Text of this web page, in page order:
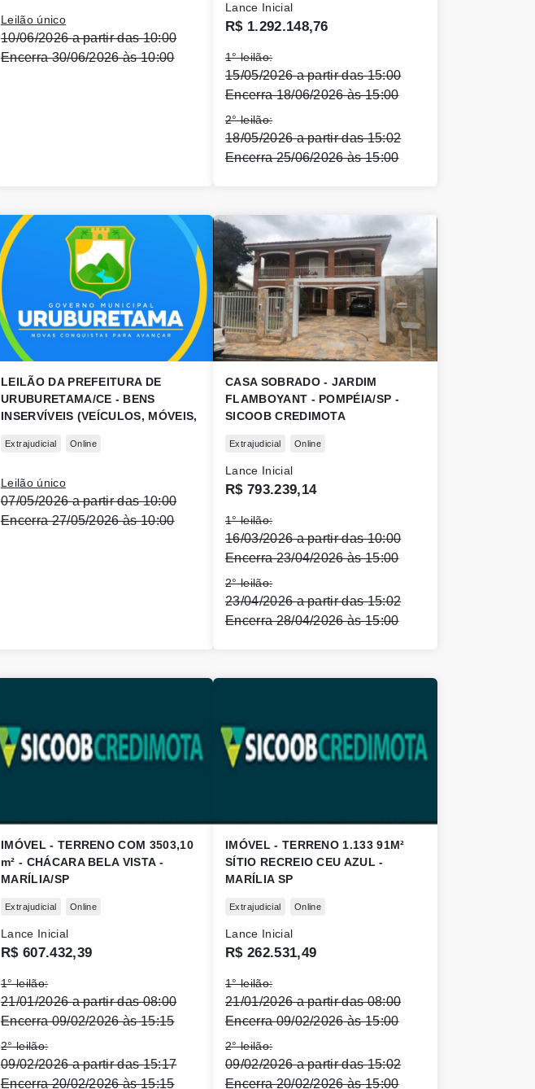
Leilão único
10/06/2026 a partir das 10:00
Encerra 30/06/2026 às 10:00
Lance Inicial
R$ 1.292.148,76
1° leilão:
15/05/2026 a partir das 15:00
Encerra 18/06/2026 às 15:00
2° leilão:
18/05/2026 a partir das 15:02
Encerra 25/06/2026 às 15:00
LEILÃO DA PREFEITURA DE
URUBURETAMA/CE - BENS
INSERVÍVEIS (VEÍCULOS, MÓVEIS,
OUTROS)
Extrajudicial Online
Leilão único
07/05/2026 a partir das 10:00
Encerra 27/05/2026 às 10:00
CASA SOBRADO - JARDIM
FLAMBOYANT - POMPÉIA/SP -
SICOOB CREDIMOTA
Extrajudicial Online
Lance Inicial
R$ 793.239,14
1° leilão:
16/03/2026 a partir das 10:00
Encerra 23/04/2026 às 15:00
2° leilão:
23/04/2026 a partir das 15:02
Encerra 28/04/2026 às 15:00
IMÓVEL - TERRENO COM 3503,10
m² - CHÁCARA BELA VISTA -
MARÍLIA/SP
Extrajudicial Online
Lance Inicial
R$ 607.432,39
1° leilão:
21/01/2026 a partir das 08:00
Encerra 09/02/2026 às 15:15
2° leilão:
09/02/2026 a partir das 15:17
Encerra 20/02/2026 às 15:15
IMÓVEL - TERRENO 1.133 91M²
SÍTIO RECREIO CEU AZUL -
MARÍLIA SP
Extrajudicial Online
Lance Inicial
R$ 262.531,49
1° leilão:
21/01/2026 a partir das 08:00
Encerra 09/02/2026 às 15:00
2° leilão:
09/02/2026 a partir das 15:02
Encerra 20/02/2026 às 15:00